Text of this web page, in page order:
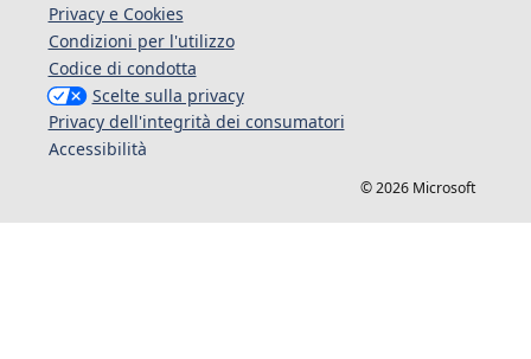
Privacy e Cookies
Condizioni per l'utilizzo
Codice di condotta
Scelte sulla privacy
Privacy dell'integrità dei consumatori
Accessibilità
© 2026 Microsoft